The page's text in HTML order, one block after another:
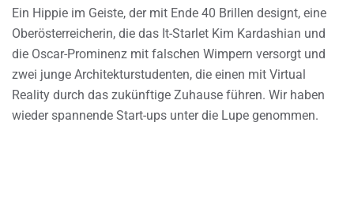
Ein Hippie im Geiste, der mit Ende 40 Brillen designt, eine
Oberösterreicherin, die das It-Starlet Kim Kardashian und
die Oscar-Prominenz mit falschen Wimpern versorgt und
zwei junge Architekturstudenten, die einen mit Virtual
Reality durch das zukünftige Zuhause führen. Wir haben
wieder spannende Start-ups unter die Lupe genommen.